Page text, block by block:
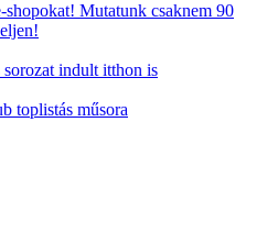
shopokat! Mutatunk csaknem 90
indult itthon is
toplistás műsora